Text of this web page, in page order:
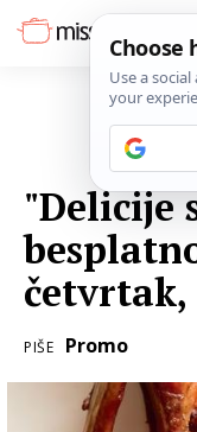
"Delicije
PIŠE Promo